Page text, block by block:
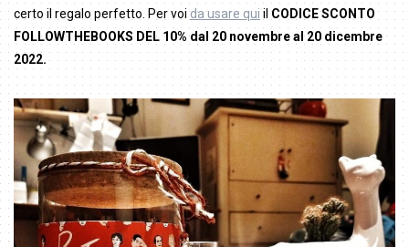
certo il regalo perfetto. Per voida usare qui il CODICE SCONTO
FOLLOWTHEBOOKS DEL 10% dal 20 novembre al 20 dicembre
2022.